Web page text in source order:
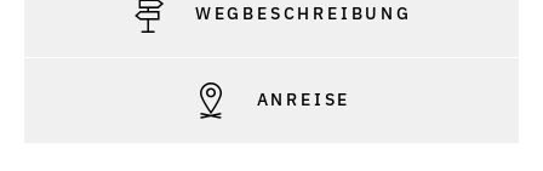
WEGBESCHREIBUNG
ANREISE